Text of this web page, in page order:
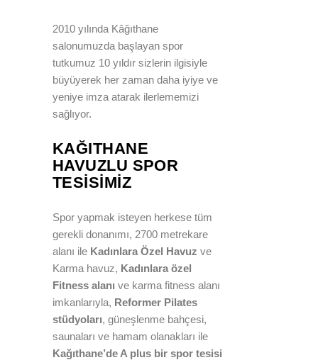
2010 yılında Kâğıthane
salonumuzda başlayan spor
tutkumuz 10 yıldır sizlerin ilgisiyle
büyüyerek her zaman daha iyiye ve
yeniye imza atarak ilerlememizi
sağlıyor.
KAĞITHANE
HAVUZLU SPOR
TESISIMIZ
Spor yapmak isteyen herkese tüm
gerekli donanımı, 2700 metrekare
alanı ile Kadınlara Özel Havuz ve
Karma havuz, Kadınlara özel
Fitness alanı ve karma fitness alanı
imkanlarıyla, Reformer Pilates
stüdyoları, güneşlenme bahçesi,
saunaları ve hamam olanakları ile
Kağıthane’de A plus bir spor tesisi